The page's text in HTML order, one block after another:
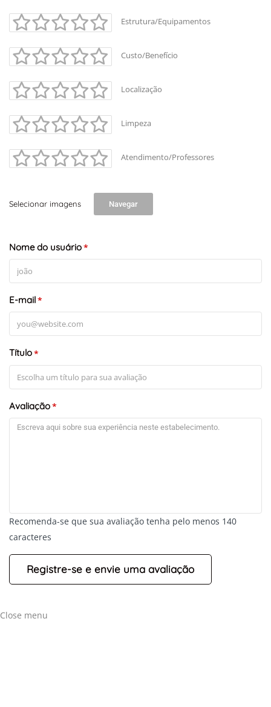
Leaflet
Estrutura/Equipamentos
Custo/Benefício
Localização
Limpeza
Atendimento/Professores
Selecionar imagens Navegar
Nome do usuário*
E-mail*
Título*
Avaliação*
Recomenda-se que sua avaliação tenha pelo menos 140
caracteres
Close menu